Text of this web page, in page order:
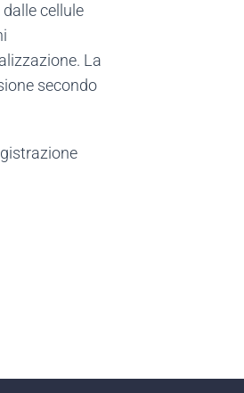
cellule
La
secondo